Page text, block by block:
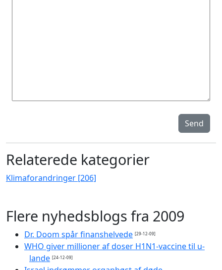
Send
Relaterede kategorier
Klimaforandringer [206]
Flere nyhedsblogs fra 2009
Dr. Doom spår finanshelvede [29-12-09]
WHO giver millioner af doser H1N1-vaccine til u-
lande [24-12-09]